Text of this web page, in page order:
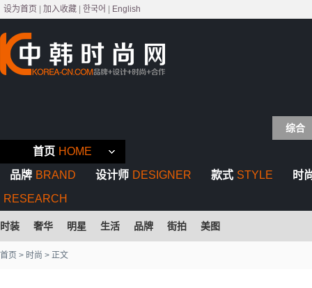
设为首页 加入收藏 한국어 English
综合
首页 HOME
品牌 BRAND 设计师 DESIGNER 款式 STYLE
时
RESEARCH
时装 奢华 明星 生活 品牌 街拍 美图
首页 > 时尚 > 正文